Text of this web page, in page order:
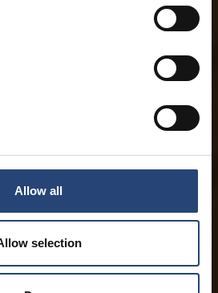
Allow all
selection